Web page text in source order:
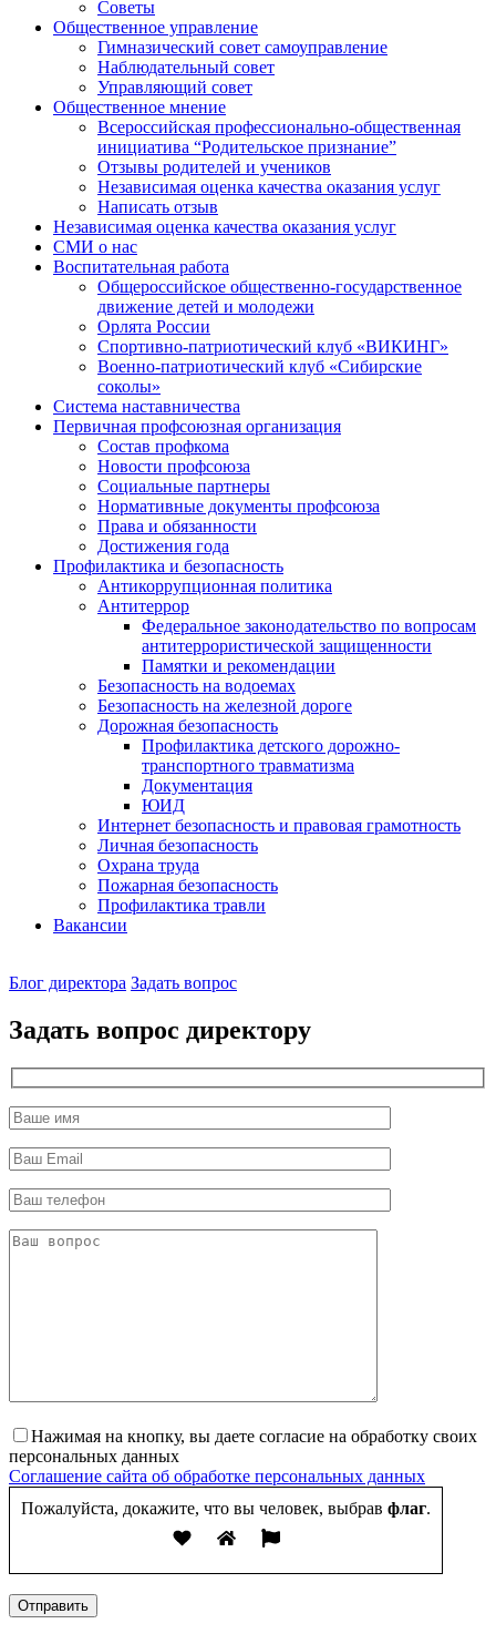
Советы
Общественное управление
Гимназический совет самоуправление
Наблюдательный совет
Управляющий совет
Общественное мнение
Всероссийская профессионально-общественная
инициатива “Родительское признание”
Отзывы родителей и учеников
Независимая оценка качества оказания услуг
Написать отзыв
Независимая оценка качества оказания услуг
СМИ о нас
Воспитательная работа
Общероссийское общественно-государственное
движение детей и молодежи
Орлята России
Спортивно-патриотический клуб «ВИКИНГ»
Военно-патриотический клуб «Сибирские
соколы»
Система наставничества
Первичная профсоюзная организация
Состав профкома
Новости профсоюза
Социальные партнеры
Нормативные документы профсоюза
Права и обязанности
Достижения года
Профилактика и безопасность
Антикоррупционная политика
Антитеррор
Федеральное законодательство по вопросам
антитеррористической защищенности
Памятки и рекомендации
Безопасность на водоемах
Безопасность на железной дороге
Дорожная безопасность
Профилактика детского дорожно-
транспортного травматизма
Документация
ЮИД
Интернет безопасность и правовая грамотность
Личная безопасность
Охрана труда
Пожарная безопасность
Профилактика травли
Вакансии
директор
Блог директора Задать вопрос
Задать вопрос директору
Нажимая на кнопку, вы даете согласие на обработку своих
персональных данных
Соглашение сайта об обработке персональных данных
Пожалуйста, докажите, что вы человек, выбрав флаг.
Отправить